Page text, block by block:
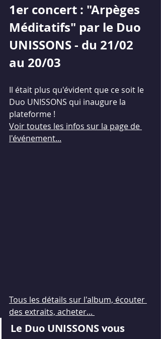
1er concert : "Arpèges
Méditatifs" par le Duo
UNISSONS - du 21/02
au 20/03
Il était plus qu'évident que ce soit le
Duo UNISSONS qui inaugure la
plateforme !
Voir toutes les infos sur la page de
l'événement...
Tous les détails sur l'album, écouter
des extraits, acheter...
Le Duo UNISSONS vous